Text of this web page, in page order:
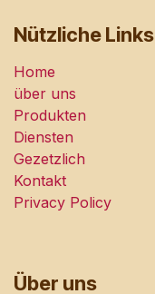
Nützliche Links
Home
über uns
Produkten
Diensten
Gezetzlich
Kontakt
Privacy Policy
Über uns